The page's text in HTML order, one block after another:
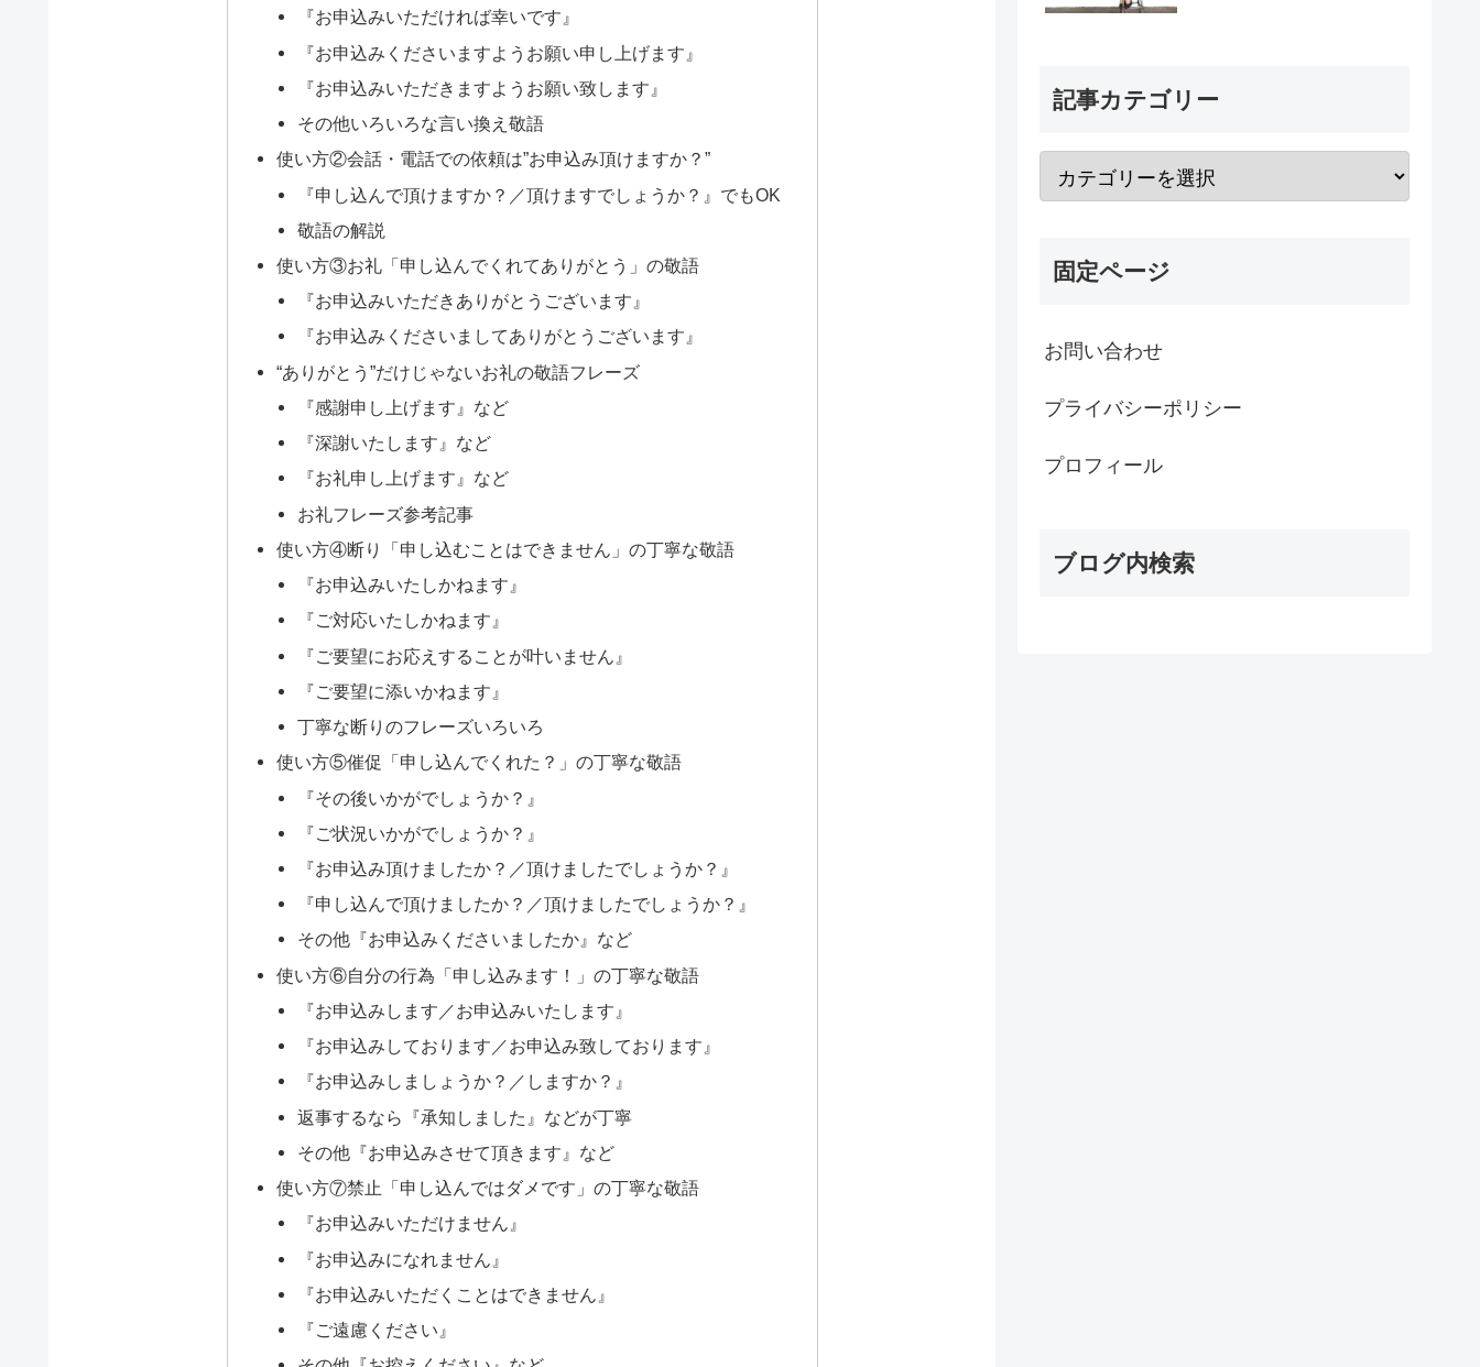
『お申込みいただければ幸いです』
『お申込みくださいますようお願い申し上げます』
『お申込みいただきますようお願い致します』
その他いろいろな言い換え敬語
使い方②会話・電話での依頼は”お申込み頂けますか？”
『申し込んで頂けますか？／頂けますでしょうか？』でもOK
敬語の解説
使い方③お礼「申し込んでくれてありがとう」の敬語
『お申込みいただきありがとうございます』
『お申込みくださいましてありがとうございます』
“ありがとう”だけじゃないお礼の敬語フレーズ
『感謝申し上げます』など
『深謝いたします』など
『お礼申し上げます』など
お礼フレーズ参考記事
使い方④断り「申し込むことはできません」の丁寧な敬語
『お申込みいたしかねます』
『ご対応いたしかねます』
『ご要望にお応えすることが叶いません』
『ご要望に添いかねます』
丁寧な断りのフレーズいろいろ
使い方⑤催促「申し込んでくれた？」の丁寧な敬語
『その後いかがでしょうか？』
『ご状況いかがでしょうか？』
『お申込み頂けましたか？／頂けましたでしょうか？』
『申し込んで頂けましたか？／頂けましたでしょうか？』
その他『お申込みくださいましたか』など
使い方⑥自分の行為「申し込みます！」の丁寧な敬語
『お申込みします／お申込みいたします』
『お申込みしております／お申込み致しております』
『お申込みしましょうか？／しますか？』
返事するなら『承知しました』などが丁寧
その他『お申込みさせて頂きます』など
使い方⑦禁止「申し込んではダメです」の丁寧な敬語
『お申込みいただけません』
『お申込みになれません』
『お申込みいただくことはできません』
『ご遠慮ください』
記事カテゴリー
固定ページ
お問い合わせ
プライバシーポリシー
プロフィール
ブログ内検索